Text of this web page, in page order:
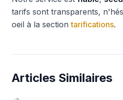
tarifs sont transparents,
oeil à la sectiontarifications.
Articles Similaires